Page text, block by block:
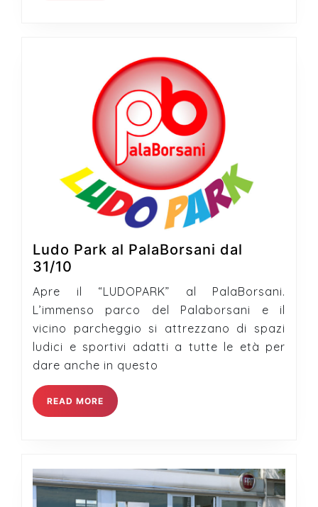
Ludo Park al PalaBorsani dal
31/10
Park
al
PalaBorsani
dal
31/10
Apre il “LUDOPARK” al PalaBorsani.
L’immenso parco del Palaborsani e il
vicino parcheggio si attrezzano di spazi
ludici e sportivi adatti a tutte le età per
dare anche in questo
READ MORE READ
MORE